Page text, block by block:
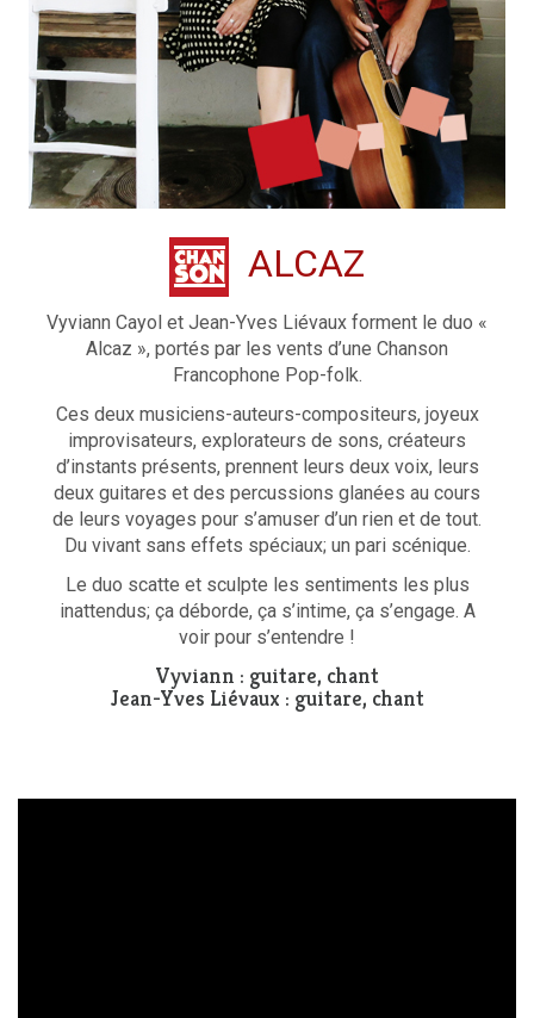
ALCAZ
Vyviann Cayol et Jean-Yves Liévaux forment le duo «
Alcaz », portés par les vents d’une Chanson
Francophone Pop-folk.
Ces deux musiciens-auteurs-compositeurs, joyeux
improvisateurs, explorateurs de sons, créateurs
d’instants présents, prennent leurs deux voix, leurs
deux guitares et des percussions glanées au cours
de leurs voyages pour s’amuser d’un rien et de tout.
Du vivant sans effets spéciaux; un pari scénique.
Le duo scatte et sculpte les sentiments les plus
inattendus; ça déborde, ça s’intime, ça s’engage. A
voir pour s’entendre !
Vyviann : guitare, chant
Jean-Yves Liévaux : guitare, chant